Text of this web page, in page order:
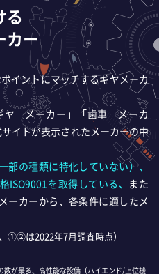
る
カー
イントにマッチするギヤメーカ
ヤ メーカー」「歯車 メーカ
イトが表示されたメーカーの中
の種類に特化していない）、
を取得している、 また
ーカーから、各条件に適したメ
①②は2022年7月調査時点）
数が最多、高性能な設備（ハイエンド/上位機